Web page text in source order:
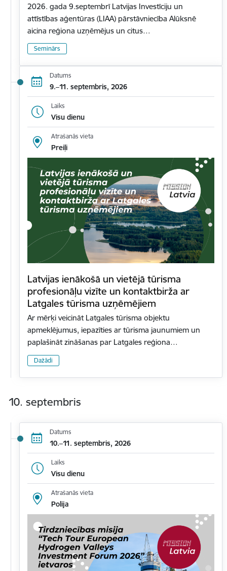
2026. gada 9.septembrī Latvijas Investīciju un
attīstības aģentūras (LIAA) pārstāvniecība Alūksnē
aicina reģiona uzņēmējus un citus…
Seminārs
Datums
9.–11. septembris, 2026
Laiks
Visu dienu
Atrašanās vieta
Preiļi
Latvijas ienākošā un vietējā tūrisma
profesionāļu vizīte un kontaktbirža ar
Latgales tūrisma uzņēmējiem
Ar mērķi veicināt Latgales tūrisma objektu
apmeklējumus, iepazīties ar tūrisma jaunumiem un
paplašināt zināšanas par Latgales reģiona…
Dažādi
10. septembris
Datums
10.–11. septembris, 2026
Laiks
Visu dienu
Atrašanās vieta
Polija